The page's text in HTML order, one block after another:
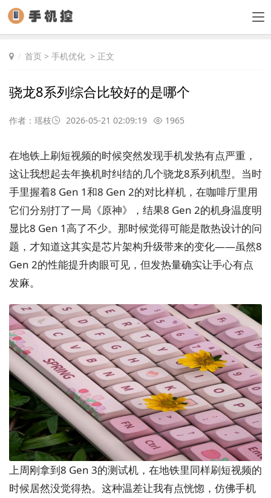
首页 > 手机优化 > 正文
骁龙8系列综合比较好的是哪个
作者：瑶枝 2026-05-21 02:09:19 1965
在地铁上刷短视频的时候突然发现手机发热有点严重，
这让我想起去年换机时纠结的几个骁龙8系列机型。当时
手里握着8 Gen 1和8 Gen 2的对比样机，在咖啡厅里用
它们分别打了一局《原神》，结果8 Gen 2的机身温度明
显比8 Gen 1高了不少。那时候觉得可能是散热设计的问
题，才知道这其实是芯片架构升级带来的变化——虽然8
Gen 2的性能提升肉眼可见，但发热量确实让手心有点
发麻。
上周刚拿到8 Gen 3的测试机，在地铁里同样刷短视频的
时候居然没觉得热。这种温差让我有点恍惚，仿佛手机